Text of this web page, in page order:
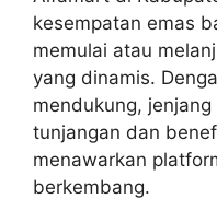
kesempatan emas
memulai atau
yang dinamis.
mendukung,
tunjangan dan
menawarkan
berkembang.